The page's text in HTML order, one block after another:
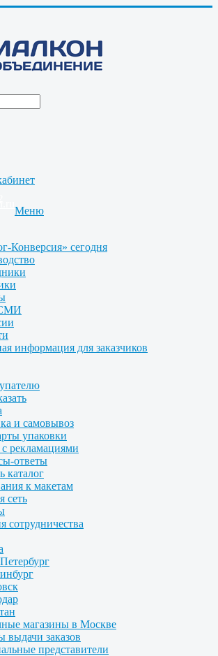
Меню
Конверсия» сегодня
информация для заказчиков
и самовывоз
упаковки
с рекламациями
ответы
каталог
к макетам
сеть
сотрудничества
магазины в Москве
выдачи заказов
представители